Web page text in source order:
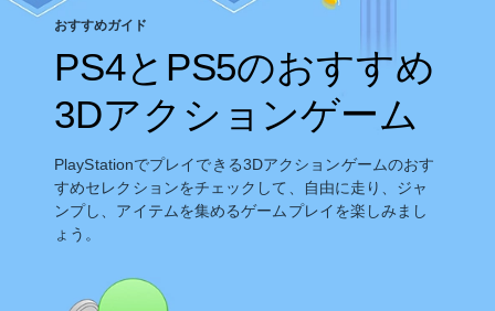
おすすめガイド
PS4とPS5のおすすめ
3Dアクションゲーム
PlayStationでプレイできる3Dアクションゲームのおす
すめセレクションをチェックして、自由に走り、ジャ
ンプし、アイテムを集めるゲームプレイを楽しみまし
ょう。